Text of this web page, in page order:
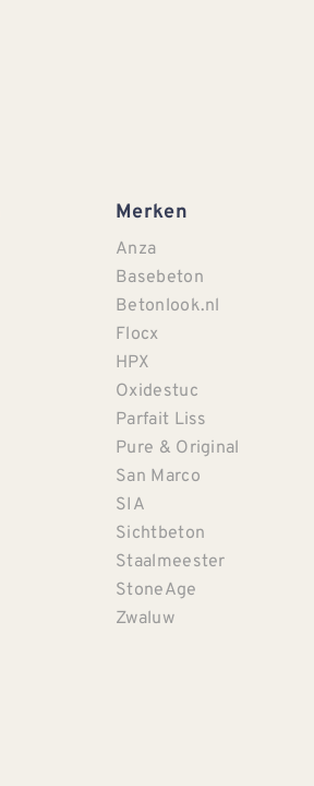
Merken
Anza
Basebeton
Betonlook.nl
Flocx
HPX
Oxidestuc
Parfait Liss
Pure & Original
San Marco
SIA
Sichtbeton
Staalmeester
StoneAge
Zwaluw